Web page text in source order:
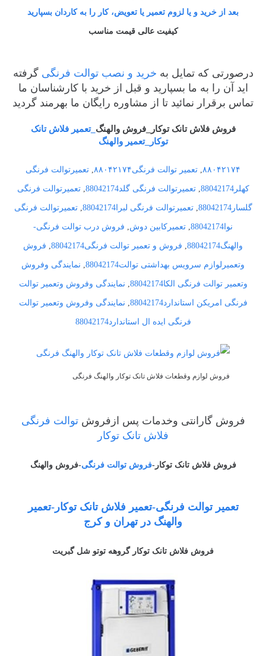
بعد از خرید و یا لزوم تعمیر یا تعویض، کار را به کاردان بسپارید
کیفیت عالی قیمت مناسب
درصورتی که تمایل به خرید و نصب توالت فرنگی گرفته
اید آن را به ما بسپارید و قبل از خرید با کارشناسان ما
تماس برقرار نمائید تا از مشاوره رایگان ما بهرمند گردید
فروش فلاش تانک توکار_فروش والهنگ _تعمیر فلاش تانک
توکار_تعمیر والهنگ
۸۸۰۴۲۱۷۴ تعمیر توالت فرنگی۸۸۰۴۲۱۷۴ تعمیرتوالت فرنگی
کهلر88042174 ,تعمیرتوالت فرنگی گلد88042174 ,تعمیرتوالت فرنگی
گلسار88042174 ,تعمیرتوالت فرنگی لبرا88042174 ,تعمیرتوالت فرنگی
نوا88042174 تعمیرکابین دوش فروش درب توالت فرنگی-
والهنگ88042174 فروش و تعمیر توالت فرنگی88042174 فروش
وتعمیرلوازم سرویس بهداشتی توالت88042174 نمایندگی وفروش
وتعمیر توالت فرنگی الکا88042174 نمایندگی وفروش وتعمیر توالت
فرنگی امریکن استاندارد88042174 نمایندگی وفروش وتعمیر توالت
فرنگی ایده ال استاندارد88042174
فروش لوازم وقطعات فلاش تانک توکار والهنگ فرنگی
فروش گارانتی وخدمات پس ازفروشتوالت فرنگی
فلاش تانک توکار
فروش فلاش تانک توکار-فروش توالت فرنگی-فروش والهنگ
تعمیر توالت فرنگی-تعمیر فلاش تانک توکار-تعمیر
والهنگ در تهران و کرج
فروش فلاش تانک توکار گروهه توتو شل گبریت